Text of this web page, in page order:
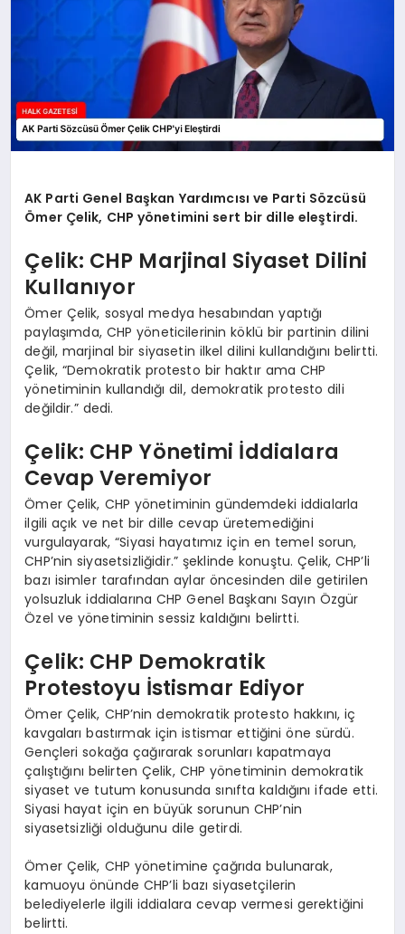
AK Parti Genel Başkan Yardımcısı ve Parti Sözcüsü
Ömer Çelik, CHP yönetimini sert bir dille eleştirdi.
Çelik: CHP Marjinal Siyaset Dilini
Kullanıyor
Ömer Çelik, sosyal medya hesabından yaptığı
paylaşımda, CHP yöneticilerinin köklü bir partinin dilini
değil, marjinal bir siyasetin ilkel dilini kullandığını belirtti.
Çelik, “Demokratik protesto bir haktır ama CHP
yönetiminin kullandığı dil, demokratik protesto dili
değildir.” dedi.
Çelik: CHP Yönetimi İddialara
Cevap Veremiyor
Ömer Çelik, CHP yönetiminin gündemdeki iddialarla
ilgili açık ve net bir dille cevap üretemediğini
vurgulayarak, “Siyasi hayatımız için en temel sorun,
CHP’nin siyasetsizliğidir.” şeklinde konuştu. Çelik, CHP’li
bazı isimler tarafından aylar öncesinden dile getirilen
yolsuzluk iddialarına CHP Genel Başkanı Sayın Özgür
Özel ve yönetiminin sessiz kaldığını belirtti.
Çelik: CHP Demokratik
Protestoyu İstismar Ediyor
Ömer Çelik, CHP’nin demokratik protesto hakkını, iç
kavgaları bastırmak için istismar ettiğini öne sürdü.
Gençleri sokağa çağırarak sorunları kapatmaya
çalıştığını belirten Çelik, CHP yönetiminin demokratik
siyaset ve tutum konusunda sınıfta kaldığını ifade etti.
Siyasi hayat için en büyük sorunun CHP’nin
siyasetsizliği olduğunu dile getirdi.
Ömer Çelik, CHP yönetimine çağrıda bulunarak,
kamuoyu önünde CHP’li bazı siyasetçilerin
belediyelerle ilgili iddialara cevap vermesi gerektiğini
belirtti.